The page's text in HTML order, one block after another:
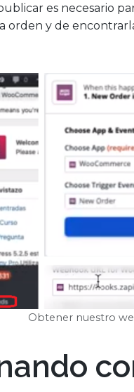
es necesario
orden y de
Obtener nuestro